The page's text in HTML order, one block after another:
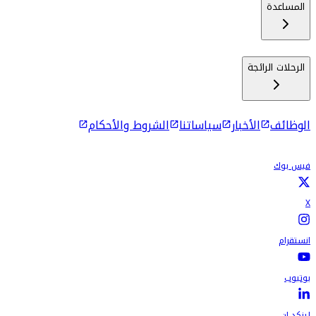
المساعدة
الرحلات الرائجة
الوظائف الأخبار سياساتنا الشروط والأحكام
فيس بوك
X
انستقرام
يوتيوب